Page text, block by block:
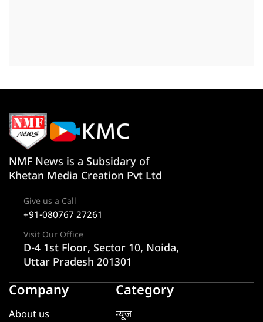
NMF News is a Subsidary of
Khetan Media Creation Pvt Ltd
Give us a Call
+91-080767 27261
Visit Our Office
D-4 1st Floor, Sector 10, Noida,
Uttar Pradesh 201301
Company
About us
Category
न्यूज